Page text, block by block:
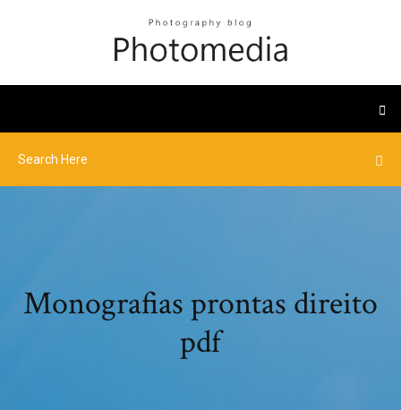
Monografias prontas direito
pdf